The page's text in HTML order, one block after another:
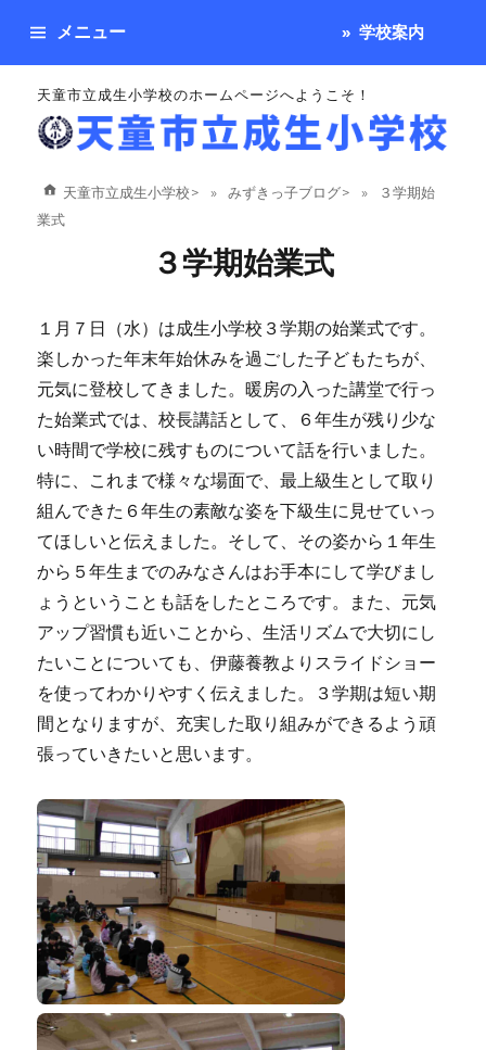
天童市立成生小学校のホームページへようこそ！
メニュー 学校案内
天童市立成生小学校 > みずきっ子ブログ>
３学期始
業式
３学期始業式
１月７日（水）は成生小学校３学期の始業式です。
楽しかった年末年始休みを過ごした子どもたちが、
元気に登校してきました。暖房の入った講堂で行っ
た始業式では、校長講話として、６年生が残り少な
い時間で学校に残すものについて話を行いました。
特に、これまで様々な場面で、最上級生として取り
組んできた６年生の素敵な姿を下級生に見せていっ
てほしいと伝えました。そして、その姿から１年生
から５年生までのみなさんはお手本にして学びまし
ょうということも話をしたところです。また、元気
アップ習慣も近いことから、生活リズムで大切にし
たいことについても、伊藤養教よりスライドショー
を使ってわかりやすく伝えました。３学期は短い期
間となりますが、充実した取り組みができるよう頑
張っていきたいと思います。